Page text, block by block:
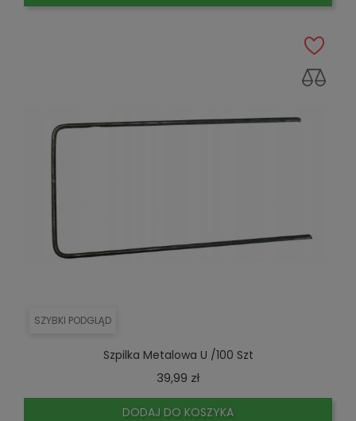
SZYBKI PODGLĄD
Szpilka Metalowa U /100 Szt
39,99 złCena
DODAJ DO KOSZYKA